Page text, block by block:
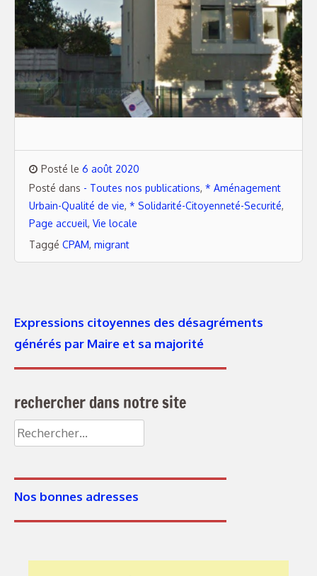
Posté le 6 août 2020
Posté dans - Toutes nos publications, * Aménagement
Urbain-Qualité de vie, * Solidarité-Citoyenneté-Securité,
Page accueil, Vie locale
Taggé CPAM, migrant
Expressions citoyennes des désagréments
générés par Maire et sa majorité
rechercher dans notre site
Rechercher :
Nos bonnes adresses